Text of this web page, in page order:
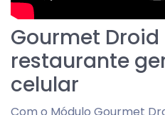
Gourmet Droid
restaurante
celular